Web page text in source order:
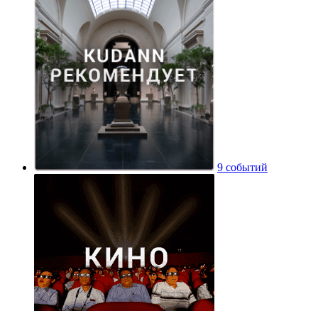
9 событий